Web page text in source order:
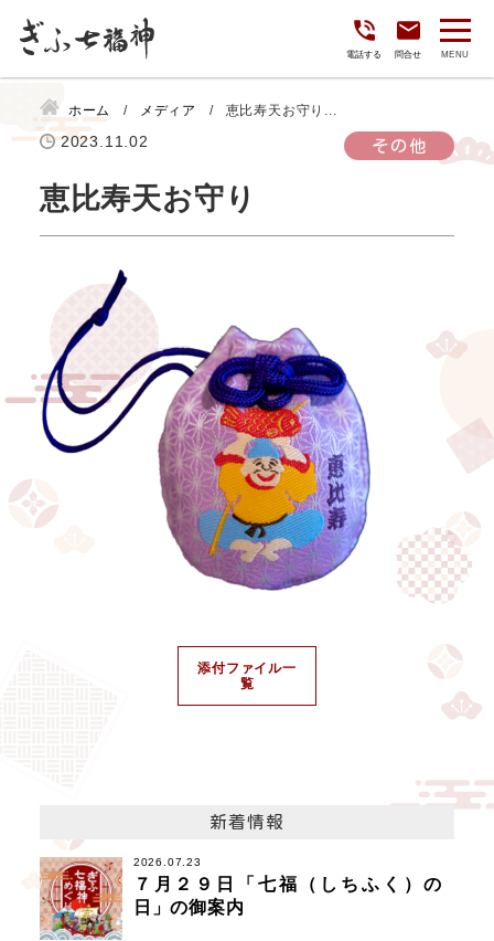
電話する 問合せ
ホーム メディア 恵比寿天お守り...
2023.11.02 その他
恵比寿天お守り
添付ファイル一
覧
新着情報
2026.07.23
７月２９日「七福（しちふく）の
日」の御案内